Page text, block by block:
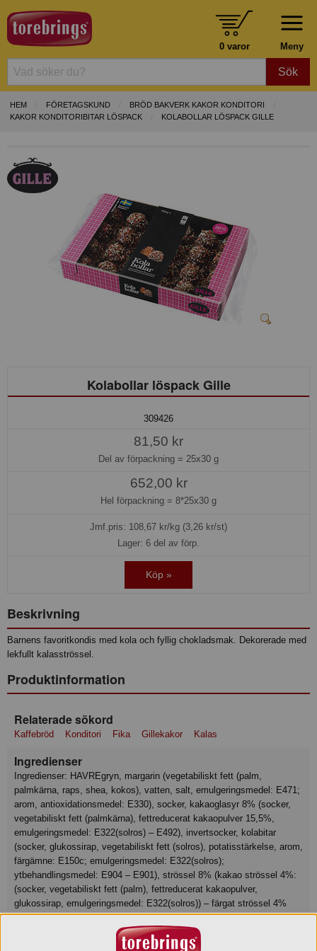
Meny
0 varor
Sök
HEM FÖRETAGSKUND
BRÖD BAKVERK KAKOR KONDITORI
KAKOR KONDITORIBITAR LÖSPACK
KOLABOLLAR LÖSPACK GILLE
Kolabollar löspack Gille
309426
81,50 kr
Del av förpackning = 25x30 g
652,00 kr
Hel förpackning = 8*25x30 g
Jmf.pris: 108,67 kr/kg (3,26 kr/st)
Lager: 6 del av förp.
Köp »
Beskrivning
Barnens favoritkondis med kola och fyllig chokladsmak. Dekorerade med
lekfullt kalasströssel.
Produktinformation
Relaterade sökord
Kaffebröd Konditori Fika Gillekakor Kalas
Ingredienser
Ingredienser: HAVREgryn, margarin (vegetabiliskt fett (palm,
palmkärna, raps, shea, kokos), vatten, salt, emulgeringsmedel: E471;
arom, antioxidationsmedel: E330), socker, kakaoglasyr 8% (socker,
vegetabiliskt fett (palmkärna), fettreducerat kakaopulver 15,5%,
emulgeringsmedel: E322(solros) – E492), invertsocker, kolabitar
(socker, glukossirap, vegetabiliskt fett (solros), potatisstärkelse, arom,
färgämne: E150c; emulgeringsmedel: E322(solros);
ytbehandlingsmedel: E904 – E901), strössel 8% (kakao strössel 4%:
(socker, vegetabiliskt fett (palm), fettreducerat kakaopulver,
glukossirap, emulgeringsmedel: E322(solros)) – färgat strössel 4%
(socker, vegetabiliskt fett (palm, kokos), glukossirap, färgämne 0,8%:
(koncentrat av citron, färgtistel, äpple, spirulina, rödbeta);
ytbehandlingsmedel:(E903 – E904); emulgeringsmedel: E322(solros);